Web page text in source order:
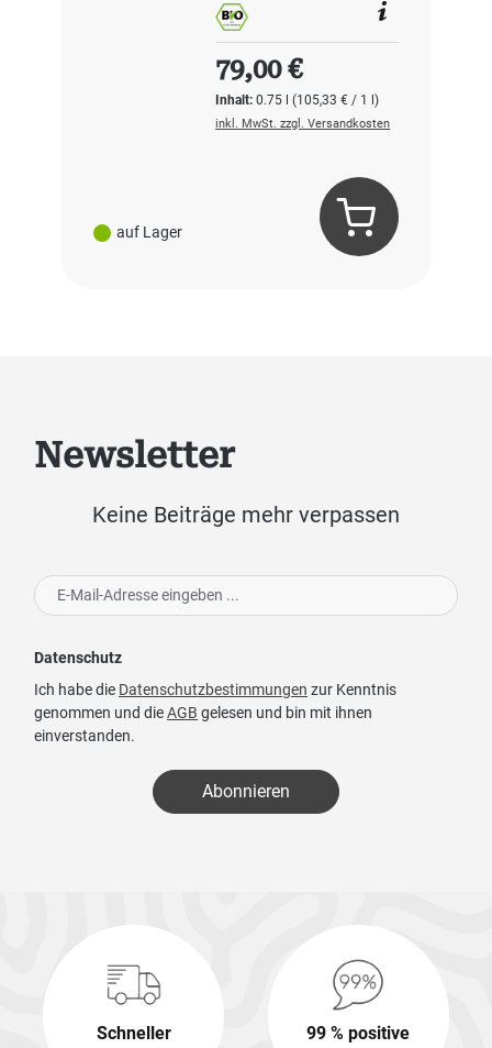
auf Lager
Inhalt:0.75 l(105,33 € / 1 l)
Regulärer Preis:
79,00 €
inkl. MwSt. zzgl. Versandkosten
Newsletter
Keine Beiträge mehr verpassen
Datenschutz
Ich habe die Datenschutzbestimmungen zur Kenntnis
genommen und dieAGB gelesen und bin mit ihnen
einverstanden.
Abonnieren
Schneller
99 % positive